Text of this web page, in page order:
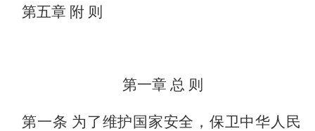
第五章 附 则
第一章 总 则
第一条 为了维护国家安全，保卫中华人民